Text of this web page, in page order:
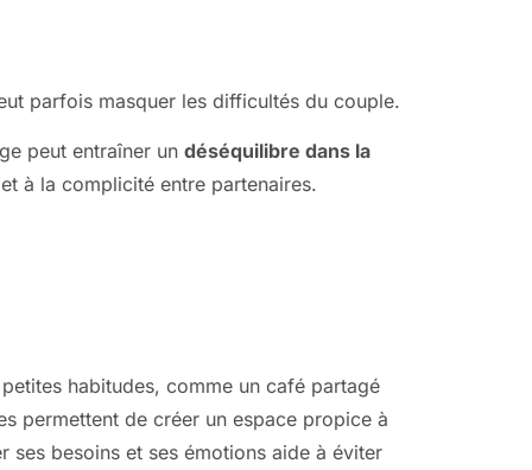
parfois masquer les difficultés du couple.
peut entraîner un déséquilibre dans la
à la complicité entre partenaires.
habitudes, comme un café partagé
permettent de créer un espace propice à
ses besoins et ses émotions aide à éviter